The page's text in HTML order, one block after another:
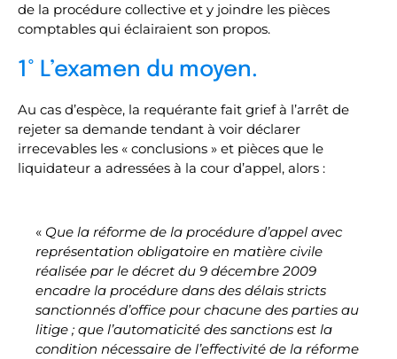
de la procédure collective et y joindre les pièces
comptables qui éclairaient son propos.
1° L’examen du moyen.
Au cas d’espèce, la requérante fait grief à l’arrêt de
rejeter sa demande tendant à voir déclarer
irrecevables les « conclusions » et pièces que le
liquidateur a adressées à la cour d’appel, alors :
« Que la réforme de la procédure d’appel avec
représentation obligatoire en matière civile
réalisée par le décret du 9 décembre 2009
encadre la procédure dans des délais stricts
sanctionnés d’office pour chacune des parties au
litige ; que l’automaticité des sanctions est la
condition nécessaire de l’effectivité de la réforme